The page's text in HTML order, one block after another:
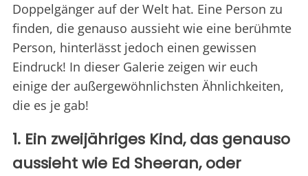
Doppelgänger auf der Welt hat. Eine Person zu
finden, die genauso aussieht wie eine berühmte
Person, hinterlässt jedoch einen gewissen
Eindruck! In dieser Galerie zeigen wir euch
einige der außergewöhnlichsten Ähnlichkeiten,
die es je gab!
1. Ein zweijähriges Kind, das genauso
aussieht wie Ed Sheeran, oder